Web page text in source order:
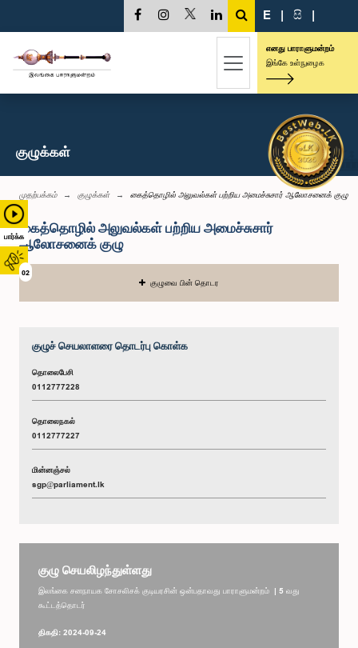
பார்க்க
02
E | සි |
எனது பாராளுமன்றம்
இங்கே உள்நுழைக
குழுக்கள்
முதற்பக்கம் குழுக்கள் கைத்தொழில் அலுவல்கள் பற்றிய அமைச்சுசார் ஆலோசனைக் குழு
கைத்தொழில் அலுவல்கள் பற்றிய அமைச்சுசார்
ஆலோசனைக் குழு
குழுவை பின் தொடர
குழுச் செயலாளரை தொடர்பு கொள்க
தொலைபேசி
0112777228
தொலைநகல்
0112777227
மின்னஞ்சல்
sgp@parliament.lk
குழு செயலிழந்துள்ளது
இலங்கை சனநாயக சோசலிசக் குடியரசின் ஒன்பதாவது பாராளுமன்றம் | 5 வது
கூட்டத்தொடர்
திகதி: 2024-09-24